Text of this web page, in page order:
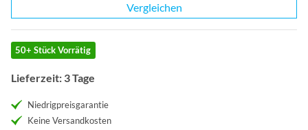
Vergleichen
50+ Stück Vorrätig
Lieferzeit: 3 Tage
Niedrigpreisgarantie
Keine Versandkosten